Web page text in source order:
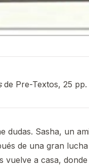
de Pre-Textos, 25 pp.
dudas. Sasha, un
de una gran
vuelve a casa,